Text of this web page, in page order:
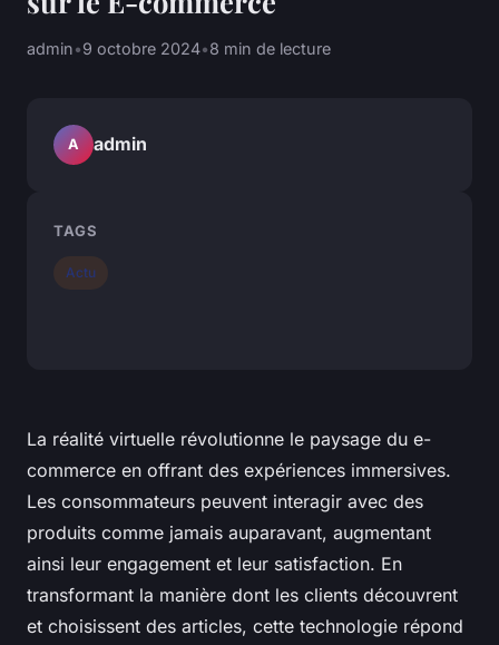
admin•9 octobre 2024•8 min de lecture
La réalité virtuelle révolutionne le paysage du e-
commerce en offrant des expériences immersives.
Les consommateurs peuvent interagir avec des
produits comme jamais auparavant, augmentant
ainsi leur engagement et leur satisfaction. En
transformant la manière dont les clients découvrent
et choisissent des articles, cette technologie répond
A admin
TAGS
Actu